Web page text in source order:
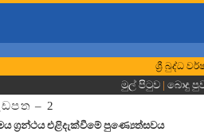
ශ්‍රී බුද්ධ
මුල් පිටුව | බොදු
– 2
ග්‍රන්ථය එළිදැක්වීමේ පුණ්‍යෙත්සවය